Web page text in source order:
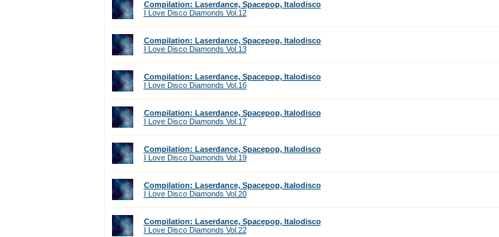
Compilation: Laserdance, Spacepop, Italodisco
I Love Disco Diamonds Vol.12
Compilation: Laserdance, Spacepop, Italodisco
I Love Disco Diamonds Vol.13
Compilation: Laserdance, Spacepop, Italodisco
I Love Disco Diamonds Vol.16
Compilation: Laserdance, Spacepop, Italodisco
I Love Disco Diamonds Vol.17
Compilation: Laserdance, Spacepop, Italodisco
I Love Disco Diamonds Vol.19
Compilation: Laserdance, Spacepop, Italodisco
I Love Disco Diamonds Vol.20
Compilation: Laserdance, Spacepop, Italodisco
I Love Disco Diamonds Vol.22